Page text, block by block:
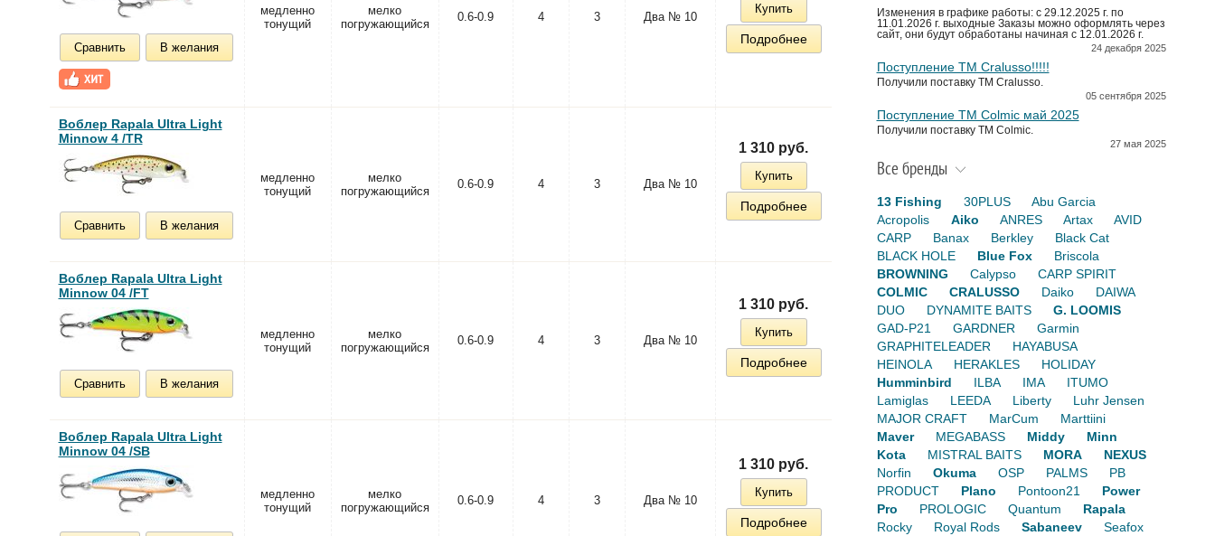
Сравнить В желания
медленно
тонущий
мелко
погружающийся
0.6-0.9 4 3 Два № 10
Купить
Подробнее
Воблер Rapala Ultra Light
Minnow 4 /TR
Сравнить В желания
медленно
тонущий
мелко
погружающийся
0.6-0.9 4 3 Два № 10
1 310 руб.
Купить
Подробнее
Воблер Rapala Ultra Light
Minnow 04 /FT
Сравнить В желания
медленно
тонущий
мелко
погружающийся
0.6-0.9 4 3 Два № 10
1 310 руб.
Купить
Подробнее
Воблер Rapala Ultra Light
Minnow 04 /SB
медленно
тонущий
мелко
погружающийся
0.6-0.9 4 3 Два № 10
1 310 руб.
Купить
Подробнее
Изменения в графике работы: с 29.12.2025 г. по
11.01.2026 г. выходные Заказы можно оформлять через
сайт, они будут обработаны начиная с 12.01.2026 г.
24 декабря 2025
Поступление TM Cralusso!!!!!
Получили поставку ТМ Cralusso.
05 сентября 2025
Поступление TM Colmic май 2025
Получили поставку ТМ Colmic.
27 мая 2025
Все бренды
13 Fishing 30PLUS
Abu Garcia
Acropolis
Aiko ANRES Artax
AVID
CARP
Banax Berkley
Black Cat
BLACK HOLE
Blue Fox
Briscola
BROWNING
Calypso
CARP SPIRIT
COLMIC
CRALUSSO Daiko
DAIWA
DUO
DYNAMITE BAITS
G. LOOMIS
GAD-P21
GARDNER
Garmin
GRAPHITELEADER
HAYABUSA
HEINOLA
HERAKLES
HOLIDAY
Humminbird
ILBA IMA
ITUMO
Lamiglas
LEEDA Liberty
Luhr Jensen
MAJOR CRAFT
MarCum
Marttiini
Maver
MEGABASS Middy
Minn
Kota
MISTRAL BAITS MORA
NEXUS
Norfin
Okuma OSP PALMS
PB
PRODUCT
Plano Pontoon21
Power
Pro
PROLOGIC Quantum
Rapala
Rocky
Royal Rods Sabaneev
Seafox